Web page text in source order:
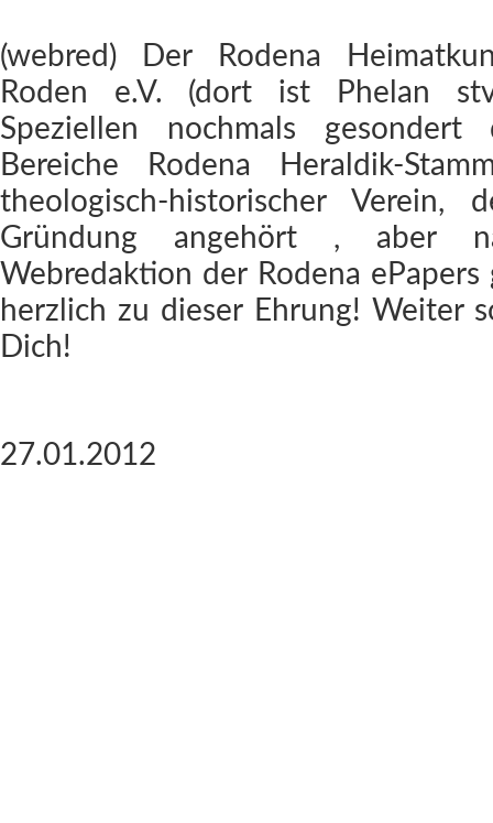
(webred) Der Rodena
Roden e.V. (dort ist Phelan
Speziellen nochmals gesondert
Bereiche Rodena Heraldik-
theologisch-historischer
Gründung angehört , aber
Webredaktion der Rodena
herzlich zu dieser Ehrung! Weiter
Dich!
27.01.2012